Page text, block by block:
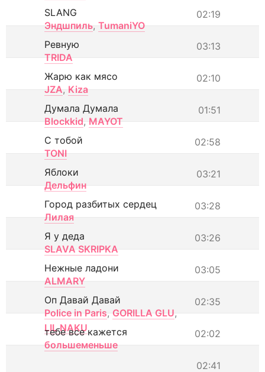
02:19
SLANG
Эндшпиль, TumaniYO
03:13
Ревную
TRIDA
02:10
Жарю как мясо
JZA, Kiza
01:51
Думала Думала
Blockkid, MAYOT
02:58
С тобой
TONI
03:21
Яблоки
Дельфин
03:28
Город разбитых сердец
Лилая
03:26
Я у деда
SLAVA SKRIPKA
03:05
Нежные ладони
ALMARY
02:35
Оп Давай Давай
Police in Paris, GORILLA GLU,
LIL NAKU
02:02
тебе все кажется
большеменьше
02:41